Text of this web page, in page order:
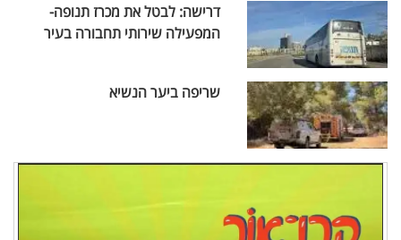
דרישה: לבטל את מכרז תנופה-
המפעילה שירותי תחבורה בעיר
שריפה ביער הנשיא